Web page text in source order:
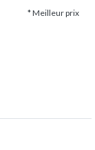
* Meilleur prix